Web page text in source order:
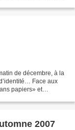
de décembre, à la
Face aux
papiers» et
2007